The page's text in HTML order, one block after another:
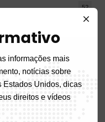
52
informações mais
notícias sobre
Estados Unidos, dicas
direitos e vídeos